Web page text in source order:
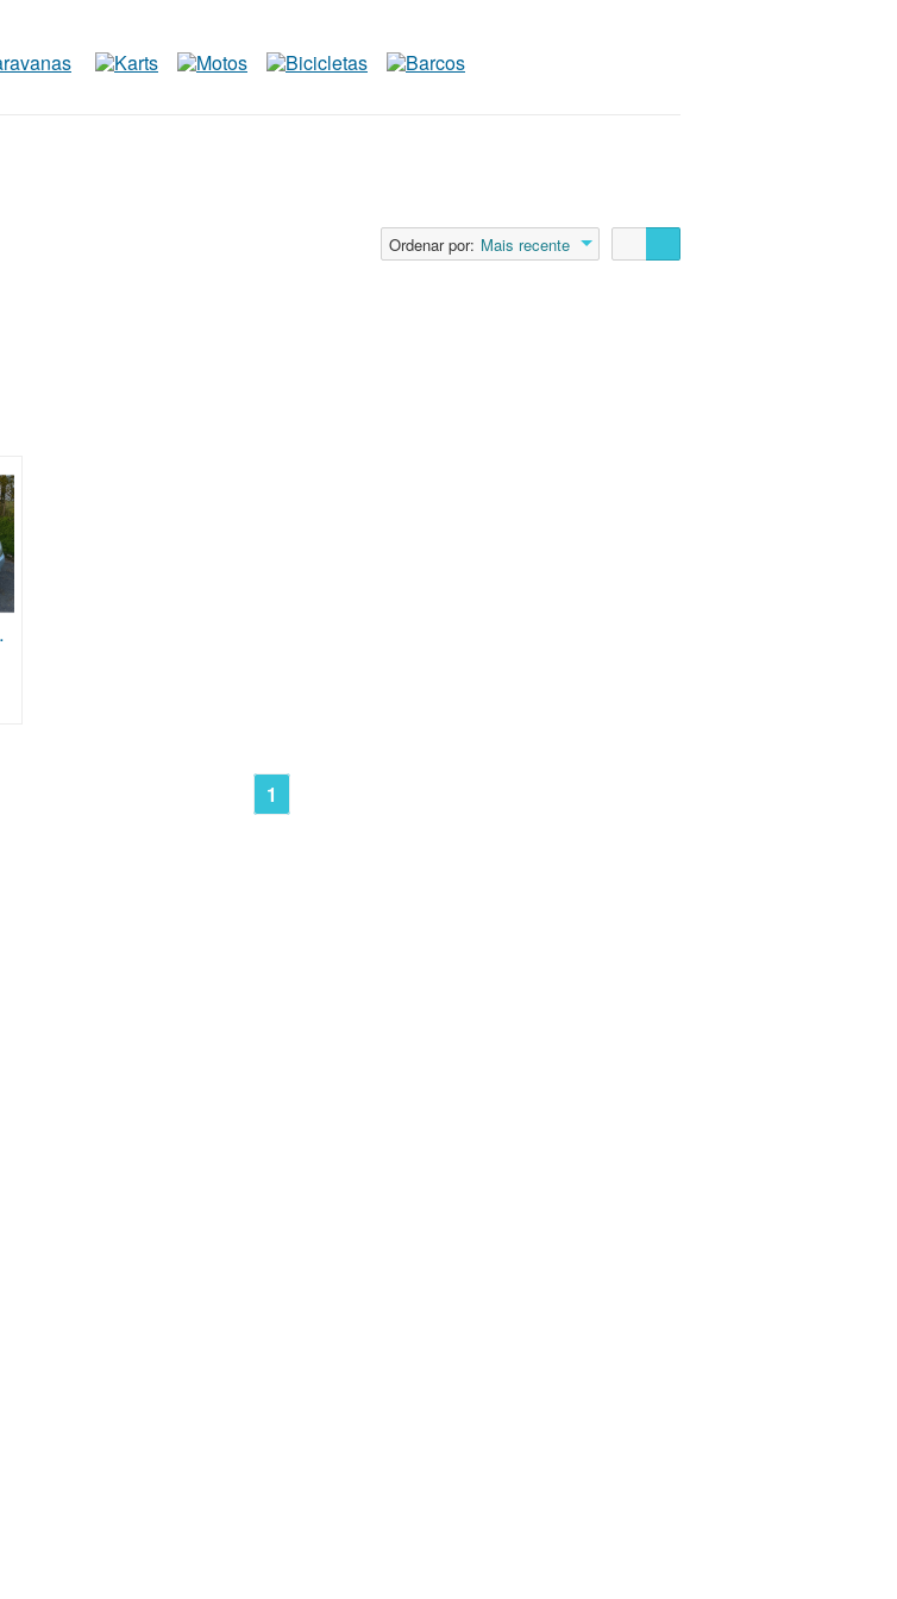
Ordenar por: Mais recente
1